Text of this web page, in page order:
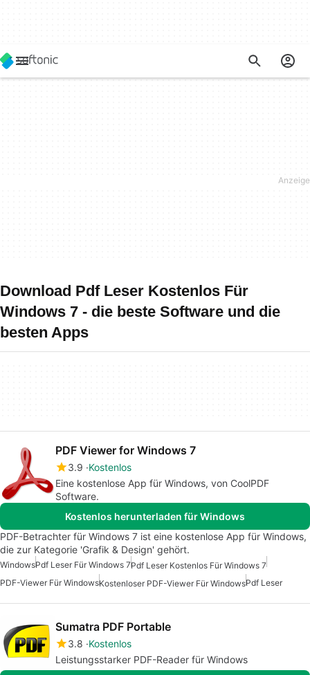
Download Pdf Leser Kostenlos Für
Windows 7 - die beste Software und die
besten Apps
PDF Viewer for Windows 7
3.9 Kostenlos
Eine kostenlose App für Windows, von CoolPDF
Software.
Kostenlos herunterladen für Windows
PDF-Betrachter für Windows 7 ist eine kostenlose App für Windows,
die zur Kategorie 'Grafik & Design' gehört.
WindowsPdf Leser Für Windows 7Pdf Leser Kostenlos Für Windows 7
PDF-Viewer Für WindowsKostenloser PDF-Viewer Für WindowsPdf Leser
Sumatra PDF Portable
3.8 Kostenlos
Leistungsstarker PDF-Reader für Windows